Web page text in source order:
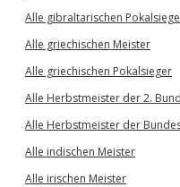
Alle gibraltarischen
Alle griechischen Meister
Alle griechischen Pokalsieger
Alle Herbstmeister der 2.
Alle Herbstmeister der
Alle indischen Meister
Alle irischen Meister